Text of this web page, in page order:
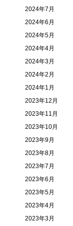
2024年7月
2024年6月
2024年5月
2024年4月
2024年3月
2024年2月
2024年1月
2023年12月
2023年11月
2023年10月
2023年9月
2023年8月
2023年7月
2023年6月
2023年5月
2023年4月
2023年3月